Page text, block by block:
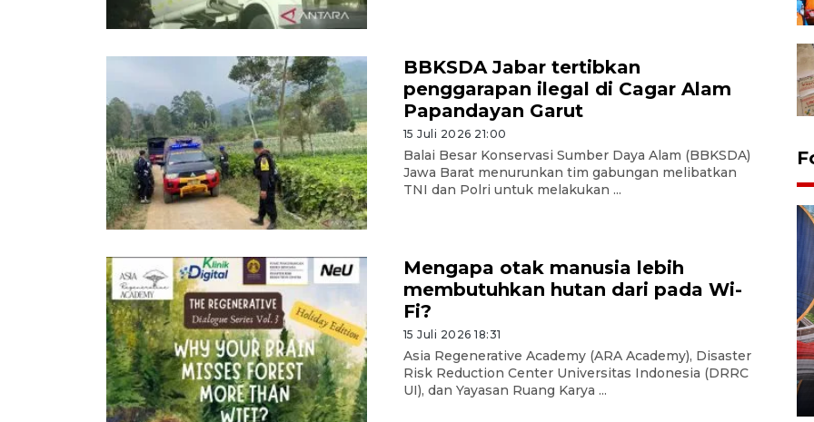
BBKSDA Jabar tertibkan
penggarapan ilegal di Cagar Alam
Papandayan Garut
15 Juli 2026 21:00
Balai Besar Konservasi Sumber Daya Alam (BBKSDA)
Jawa Barat menurunkan tim gabungan melibatkan
TNI dan Polri untuk melakukan ...
Mengapa otak manusia lebih
membutuhkan hutan dari pada Wi-
Fi?
15 Juli 2026 18:31
Asia Regenerative Academy (ARA Academy), Disaster
Risk Reduction Center Universitas Indonesia (DRRC
UI), dan Yayasan Ruang Karya ...
Komisi V DPR tinjau
perlintasan sebidang di
Stasiun Bogor
12 Juni 2026 18:49